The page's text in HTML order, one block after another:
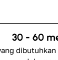
30 - 60